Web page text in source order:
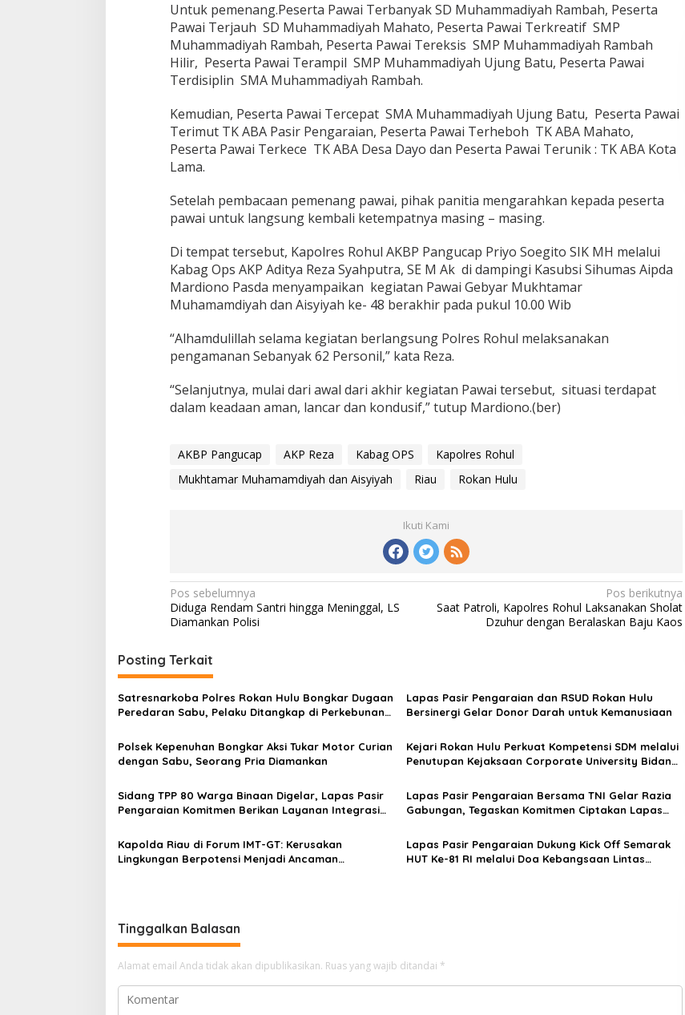
Untuk pemenang.Peserta Pawai Terbanyak SD Muhammadiyah Rambah, Peserta
Pawai Terjauh SD Muhammadiyah Mahato, Peserta Pawai Terkreatif SMP
Muhammadiyah Rambah, Peserta Pawai Tereksis SMP Muhammadiyah Rambah
Hilir, Peserta Pawai Terampil SMP Muhammadiyah Ujung Batu, Peserta Pawai
Terdisiplin SMA Muhammadiyah Rambah.
Kemudian, Peserta Pawai Tercepat SMA Muhammadiyah Ujung Batu, Peserta Pawai
Terimut TK ABA Pasir Pengaraian, Peserta Pawai Terheboh TK ABA Mahato,
Peserta Pawai Terkece TK ABA Desa Dayo dan Peserta Pawai Terunik : TK ABA Kota
Lama.
Setelah pembacaan pemenang pawai, pihak panitia mengarahkan kepada peserta
pawai untuk langsung kembali ketempatnya masing – masing.
Di tempat tersebut, Kapolres Rohul AKBP Pangucap Priyo Soegito SIK MH melalui
Kabag Ops AKP Aditya Reza Syahputra, SE M Ak di dampingi Kasubsi Sihumas Aipda
Mardiono Pasda menyampaikan kegiatan Pawai Gebyar Mukhtamar
Muhamamdiyah dan Aisyiyah ke- 48 berakhir pada pukul 10.00 Wib
“Alhamdulillah selama kegiatan berlangsung Polres Rohul melaksanakan
pengamanan Sebanyak 62 Personil,” kata Reza.
“Selanjutnya, mulai dari awal dari akhir kegiatan Pawai tersebut, situasi terdapat
dalam keadaan aman, lancar dan kondusif,” tutup Mardiono.(ber)
AKBP Pangucap AKP Reza Kabag OPS
Kapolres Rohul
Mukhtamar Muhamamdiyah dan Aisyiyah
Riau Rokan Hulu
Ikuti Kami
Navigasi
pos
Pos sebelumnya
Diduga Rendam Santri hingga Meninggal, LS
Diamankan Polisi
Pos berikutnya
Saat Patroli, Kapolres Rohul Laksanakan Sholat
Dzuhur dengan Beralaskan Baju Kaos
Posting Terkait
Satresnarkoba Polres Rokan Hulu Bongkar Dugaan
Peredaran Sabu, Pelaku Ditangkap di Perkebunan
Lapas Pasir Pengaraian dan RSUD Rokan Hulu
Bersinergi Gelar Donor Darah untuk Kemanusiaan
Polsek Kepenuhan Bongkar Aksi Tukar Motor Curian
dengan Sabu, Seorang Pria Diamankan
Kejari Rokan Hulu Perkuat Kompetensi SDM melalui
Penutupan Kejaksaan Corporate University Bidang
Sidang TPP 80 Warga Binaan Digelar, Lapas Pasir
Pengaraian Komitmen Berikan Layanan Integrasi
Lapas Pasir Pengaraian Bersama TNI Gelar Razia
Gabungan, Tegaskan Komitmen Ciptakan Lapas
Kapolda Riau di Forum IMT-GT: Kerusakan
Lingkungan Berpotensi Menjadi Ancaman
Lapas Pasir Pengaraian Dukung Kick Off Semarak
HUT Ke-81 RI melalui Doa Kebangsaan Lintas
Tinggalkan Balasan
Alamat email Anda tidak akan dipublikasikan. Ruas yang wajib ditandai *